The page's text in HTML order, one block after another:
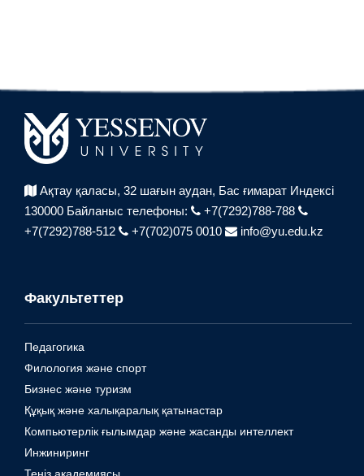
Ақтау қаласы, 32 шағын аудан, Бас ғимарат Индексі
130000 Байланыс телефоны:
+7(7292)788-788
+7(7292)788-512
+7(702)075 0010 info@yu.edu.kz
Факультеттер
Педагогика
Филология және спорт
Бизнес және туризм
Құқық және халықаралық қатынастар
Компьютерлік ғылымдар және жасанды интеллект
Инжиниринг
Теңіз академиясы